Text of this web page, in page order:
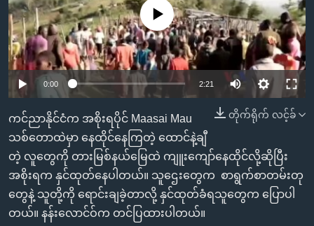
ရန်
ပင်မ
အ
ညွန်း
စာမျက်နှာ
ကျော်
ကြည့်
ရန်
ရှာဖွေ
ရန်
နေရာ
မကြေးမုံရဲ့ အင်္ဂလိပ်စာ
ရုပ်ရှင်ထဲက အင်္ဂလိပ်စာ
သုတပဒေသာ အင်္ဂလိပ်စာ
ရေဒီယို
တီဗွီ
ရေဒီယိုနှင့်ရုပ်သံ အချက်အလက်များ
ရေဒီယို/တီဗွီအစီအစဉ်
Learning English
ဘာသာစကားများ
No media source currently available
0:00 2:21
တိုက်ရိုက် လင့်ခ်
ကင်ညာနိုင်ငံက အစိုးရပိုင် Maasai Mau
သစ်တောထဲမှာ နေထိုင်နေကြတဲ့ ထောင်နဲ့ချီ
တဲ့ လူတွေကို တားမြစ်နယ်မြေထဲ ကျူးကျော်နေထိုင်လို့ဆိုပြီး
အစိုးရက နှင်ထုတ်နေပါတယ်။ သူဌေးတွေက စာရွက်စာတမ်းတု
တွေနဲ့ သူတို့ကို ရောင်းချခဲ့တာလို့ နှင်ထုတ်ခံရသူတွေက ပြောပါ
တယ်။ နန်းလောင်ဝ်က တင်ပြထားပါတယ်။